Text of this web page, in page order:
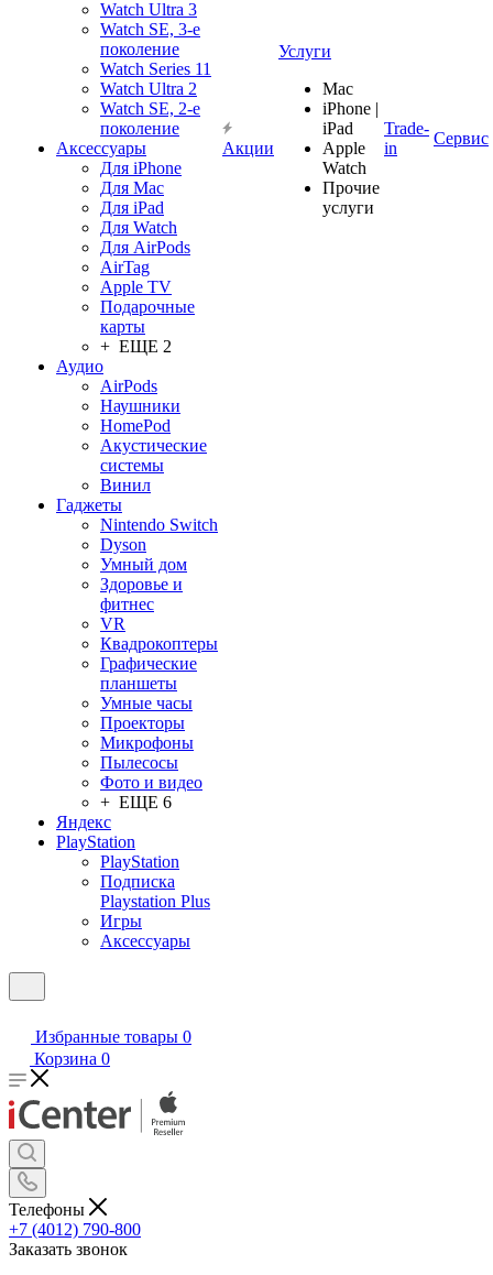
Watch Ultra 3
Watch SE, 3-е
поколение
Watch Series 11
Watch Ultra 2
Watch SE, 2-е
поколение
Аксессуары
Для iPhone
Для Mac
Для iPad
Для Watch
Для AirPods
AirTag
Apple TV
Подарочные
карты
+ ЕЩЕ 2
Аудио
AirPods
Наушники
HomePod
Акустические
системы
Винил
Гаджеты
Nintendo Switch
Dyson
Умный дом
Здоровье и
фитнес
VR
Квадрокоптеры
Графические
планшеты
Умные часы
Проекторы
Микрофоны
Пылесосы
Фото и видео
+ ЕЩЕ 6
Яндекс
PlayStation
PlayStation
Подписка
Playstation Plus
Игры
Аксессуары
Акции
Услуги
Mac
iPhone |
iPad
Apple
Watch
Прочие
услуги
Trade-
in
Сервис
Избранные товары 0
Корзина 0
Телефоны
+7 (4012) 790-800
Заказать звонок